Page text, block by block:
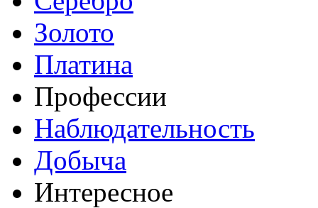
Золото
Платина
Профессии
Наблюдательность
Добыча
Интересное